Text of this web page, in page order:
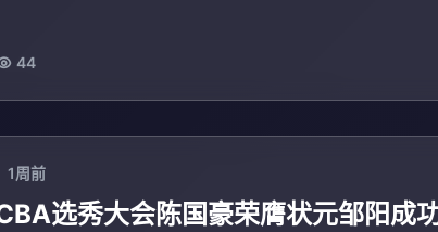
44
1周前
选秀大会陈国豪荣膺状元邹阳成